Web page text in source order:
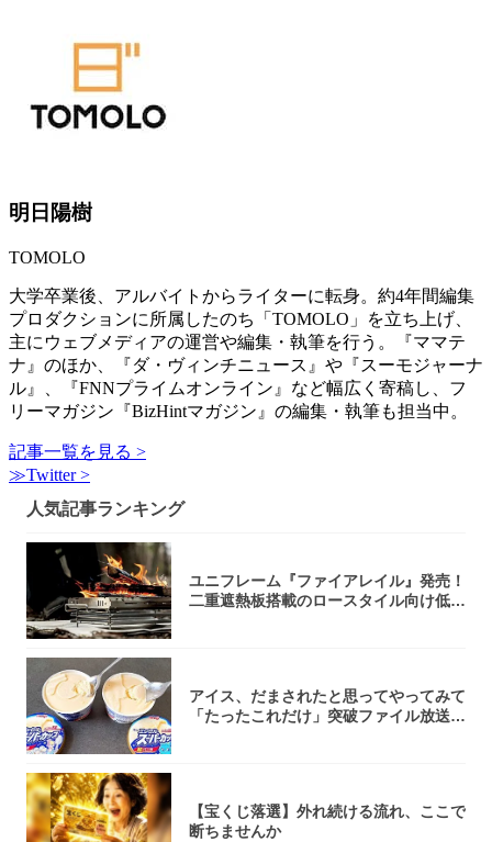
明日陽樹
TOMOLO
大学卒業後、アルバイトからライターに転身。約4年間編集
プロダクションに所属したのち「TOMOLO」を立ち上げ、
主にウェブメディアの運営や編集・執筆を行う。『ママテ
ナ』のほか、『ダ・ヴィンチニュース』や『スーモジャーナ
ル』、『FNNプライムオンライン』など幅広く寄稿し、フ
リーマガジン『BizHintマガジン』の編集・執筆も担当中。
記事一覧を見る >
≫Twitter >
人気記事ランキング
ユニフレーム『ファイアレイル』発売！
二重遮熱板搭載のロースタイル向け低型
アイス、だまされたと思ってやってみて
「たったこれだけ」突破ファイル放送で
【宝くじ落選】外れ続ける流れ、ここで
断ちませんか